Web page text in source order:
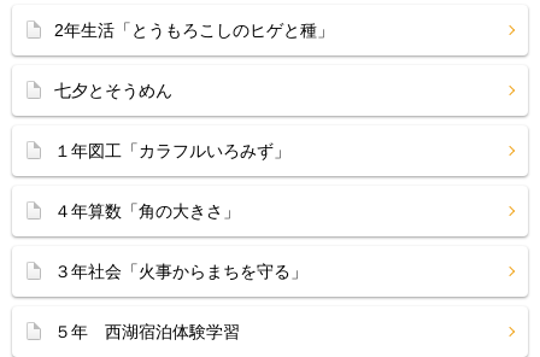
2年生活「とうもろこしのヒゲと種」
七夕とそうめん
１年図工「カラフルいろみず」
４年算数「角の大きさ」
３年社会「火事からまちを守る」
５年 西湖宿泊体験学習